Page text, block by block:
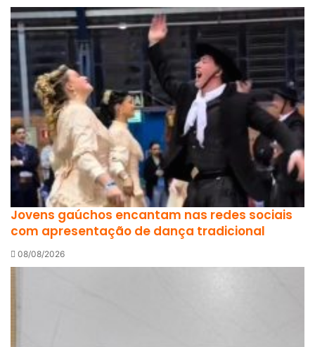
Jovens gaúchos encantam nas redes sociais
com apresentação de dança tradicional
08/08/2026